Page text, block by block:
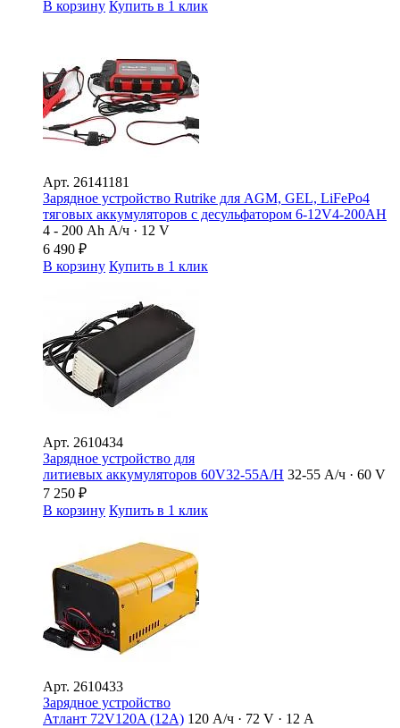
В корзину Купить в 1 клик
Арт. 26141181
Зарядное устройство Rutrike для AGM, GEL, LiFePo4
тяговых аккумуляторов с десульфатором 6-12V4-200AН
4 - 200 Ah А/ч · 12 V
6 490 ₽
В корзину Купить в 1 клик
Арт. 2610434
Зарядное устройство для
литиевых аккумуляторов 60V32-55A/H 32-55 А/ч · 60 V
7 250 ₽
В корзину Купить в 1 клик
Арт. 2610433
Зарядное устройство
Атлант 72V120A (12А) 120 А/ч · 72 V · 12 А